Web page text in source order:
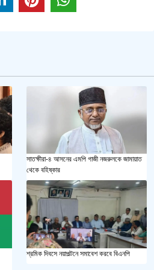
সাতক্ষীরা-৪ আসনের এমপি গাজী নজরুলকে জামায়াত
থেকে বহিষ্কার
শ্রমিক দিবসে নয়াপল্টনে সমাবেশ করবে বিএনপি